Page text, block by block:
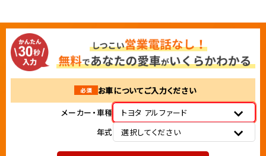
必須
お車についてご入力ください
メーカー・車種
トヨタ アルファード
年式
選択してください